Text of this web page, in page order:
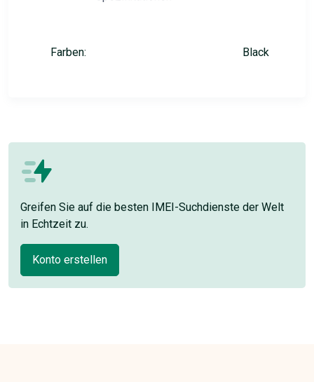
Farben: Black
Greifen Sie auf die besten IMEI-Suchdienste der Welt
in Echtzeit zu.
Konto erstellen